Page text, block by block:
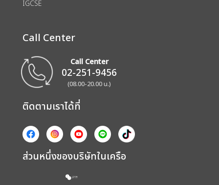
IGCSE
Call Center
Call Center
02-251-9456
(08.00-20.00 น.)
ติดตามเราได้ที่
ส่วนหนึ่งของบริษัทในเครือ